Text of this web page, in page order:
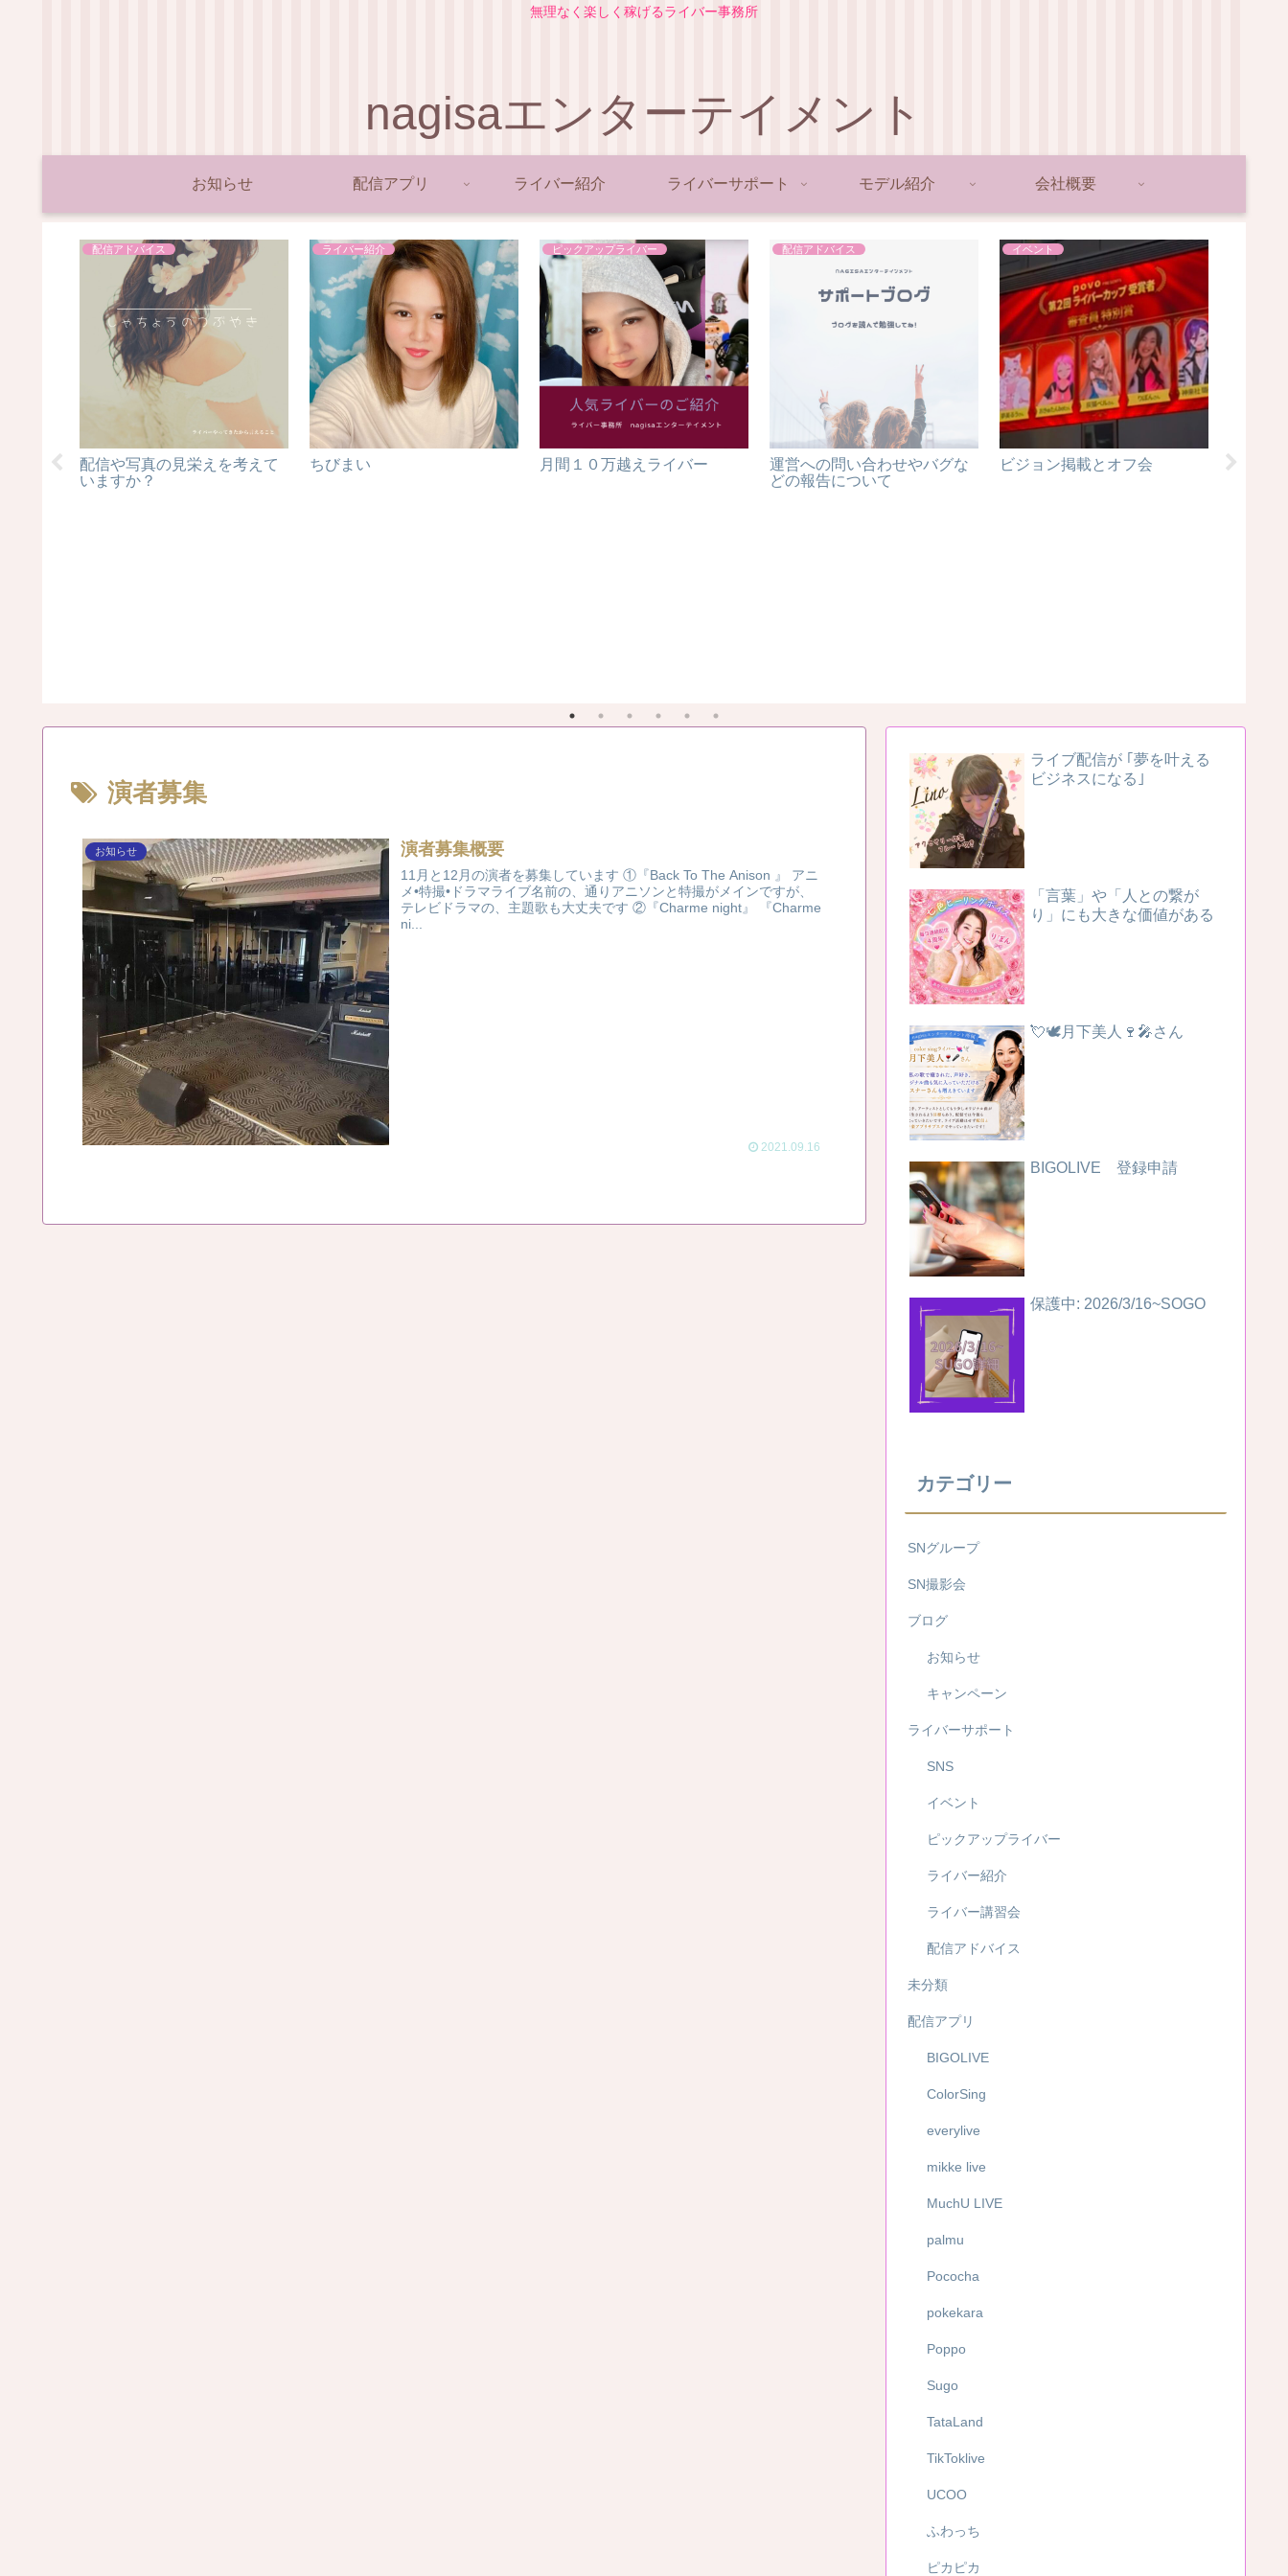
無理なく楽しく稼げるライバー事務所
nagisaエンターテイメント
お知らせ 配信アプリ ライバー紹介 ライバーサポート モデル紹介 会社概要
配信アドバイス
配信や写真の見栄えを考えて
いますか？
ライバー紹介
ちびまい
ピックアップライバー
月間１０万越えライバー
配信アドバイス
運営への問い合わせやバグな
どの報告について
イベント
ビジョン掲載とオフ会 Sugo配
演者募集
お知らせ 演者募集概要
11月と12月の演者を募集しています ①『Back To The Anison 』 アニ
メ•特撮•ドラマライブ名前の、通りアニソンと特撮がメインですが、
テレビドラマの、主題歌も大丈夫です ②『Charme night』 『Charme
ni...
2021.09.16
ライブ配信が ｢夢を叶える
ビジネスになる｣
「言葉」や「人との繋が
り」にも大きな価値がある
💘🕊️月下美人🍷🎤さん
BIGOLIVE 登録申請
保護中: 2026/3/16~SOGO
カテゴリー
SNグループ
SN撮影会
ブログ
お知らせ
キャンペーン
ライバーサポート
SNS
イベント
ピックアップライバー
ライバー紹介
ライバー講習会
配信アドバイス
未分類
配信アプリ
BIGOLIVE
ColorSing
everylive
mikke live
MuchU LIVE
palmu
Pococha
pokekara
Poppo
Sugo
TataLand
TikToklive
UCOO
ふわっち
ピカピカ